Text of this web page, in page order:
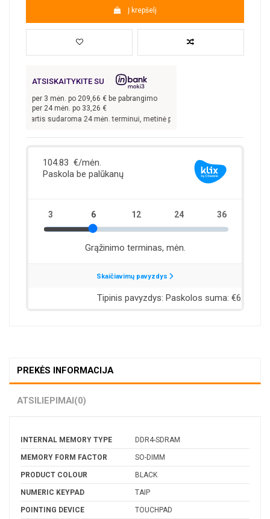
Į krepšelį
ATSISKAITYKITE SU
per 3 mėn. po 209,66 € be pabrangimo
per 24 mėn. po 33,26 €
sutartis sudaroma 24 mėn. terminui, metinė palūkanų norma –
PREKĖS INFORMACIJA
ATSILIEPIMAI(0)
INTERNAL MEMORY TYPE DDR4-SDRAM
MEMORY FORM FACTOR SO-DIMM
PRODUCT COLOUR BLACK
NUMERIC KEYPAD TAIP
POINTING DEVICE TOUCHPAD